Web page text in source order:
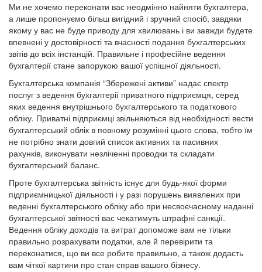
Ми не хочемо переконати вас неодмінно найняти бухгалтера,
а лише пропонуємо більш вигідний і зручний спосіб, завдяки
якому у вас не буде приводу для хвилювань і ви завжди будете
впевнені у достовірності та вчасності подання бухгалтерських
звітів до всіх інстанцій. Правильне і професійне ведення
бухгалтерії стане запорукою вашої успішної діяльності.
Бухгалтерська компанія “Збережені активи” надає спектр
послуг з ведення бухгалтерії приватного підприємця, серед
яких ведення внутрішнього бухгалтерського та податкового
обліку. Приватні підприємці звільняються від необхідності вести
бухгалтерський облік в повному розумінні цього слова, тобто їм
не потрібно знати довгий список активних та пасивних
рахунків, виконувати незліченні проводки та складати
бухгалтерський баланс.
Проте бухгалтерська звітність існує для будь-якої форми
підприємницької діяльності і у разі порушень виявлених при
веденні бухгалтерського обліку або при несвоєчасному наданні
бухгалтерської звітності вас чекатимуть штрафні санкції.
Ведення обліку доходів та витрат допоможе вам не тільки
правильно розрахувати податки, але й перевірити та
переконатися, що ви все робите правильно, а також додасть
вам чіткої картини про стан справ вашого бізнесу.